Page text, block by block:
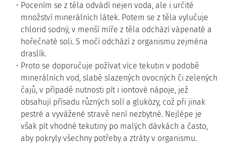
Pocením se z těla odvádí nejen voda, ale i určité
množství minerálních látek. Potem se z těla vylučuje
chlorid sodný, v menší míře z těla odchází vápenaté a
hořečnaté soli. S močí odchází z organismu zejména
draslík.
Proto se doporučuje požívat více tekutin v podobě
minerálních vod, slabě slazených ovocných či zelených
čajů, v případě nutnosti pít i iontové nápoje, jež
obsahují přísadu různých solí a glukózy, což při jinak
pestré a vyvážené stravě není nezbytné. Nejlépe je
však pít vhodné tekutiny po malých dávkách a často,
aby pokryly všechny potřeby a ztráty v organismu.